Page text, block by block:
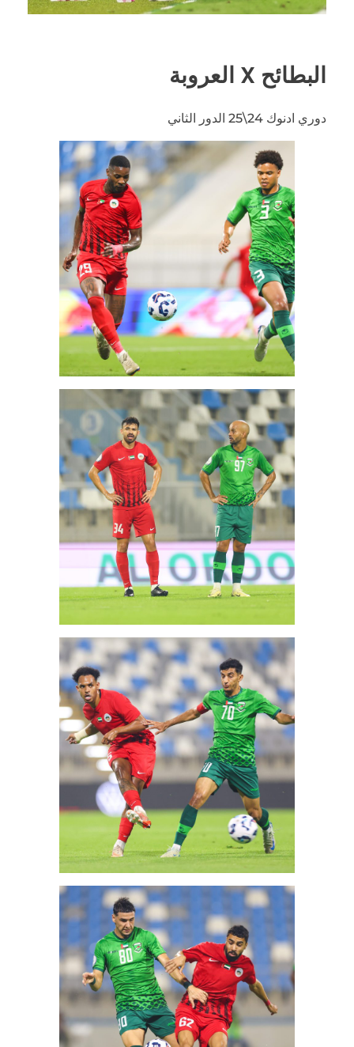
البطائح X العروبة
دوري ادنوك 24\25 الدور الثاني